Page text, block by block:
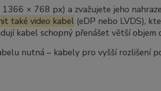
× 768 px) a zvažujete jeho
také video kabel (eDP nebo LVDS),
kabel schopný přenášet větší objem
nutná – kabely pro vyšší rozlišení